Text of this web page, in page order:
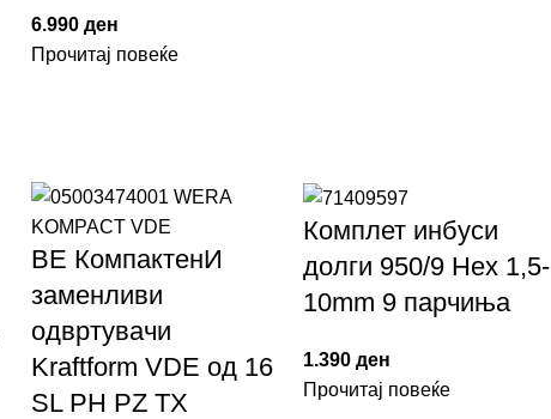
6.990 ден
Прочитај повеќе
ВЕ КомпактенИ
заменливи
одвртувачи
Kraftform VDE од 16
SL PH PZ TX
Комплет инбуси
долги 950/9 Hex 1,5-
10mm 9 парчиња
1.390 ден
Прочитај повеќе